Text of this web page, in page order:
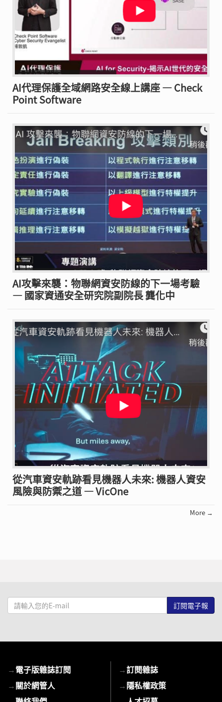
AI代理保護全域網路安全線上講座 — Check
Point Software
AI攻擊來襲：物聯網資安防線的下一場考驗
— 國家資通安全研究院副院長 龔化中
從汽車資安軌跡看見機器人未來: 機器人資安
風險與防禦之道 — VicOne
More →
請
輸
mail
→電子版雜誌訂閱
→關於網管人
→訂閱雜誌
→隱私權政策